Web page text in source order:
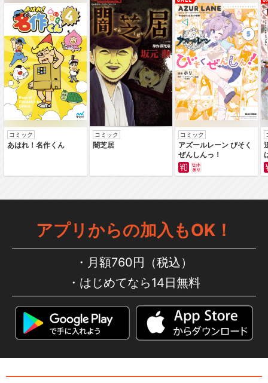
夏目友人帳 いつかゆきのひ
に
夏目友人帳 ニャンコ先生と
はじめてのおつかい
夜盃（ひとよさかず…
夏目友人帳 伍 特別編２ 遊
夏目友人帳 陸 特別編１ 鈴
コミック
あはれ！名作くん
コミック
闇芝居
コミック
アズールレーン びそく
ぜんしんっ！
アプリからの加入もOK！
月額760円（税込）
はじめてなら14日無料